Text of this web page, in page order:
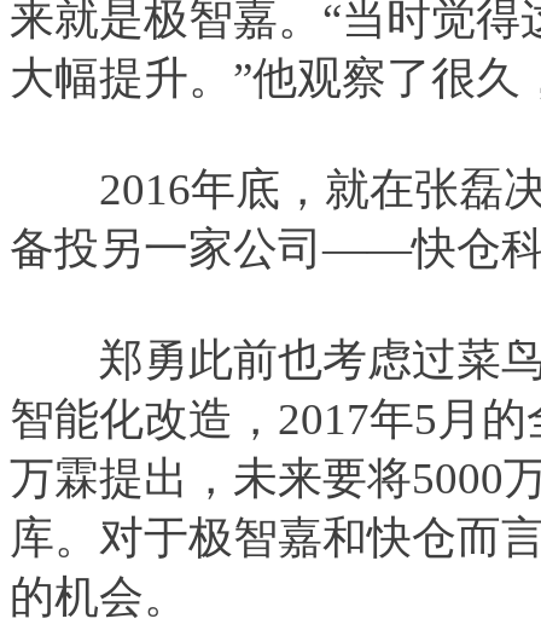
来就是极智嘉。“当时觉
大幅提升。”他观察了很
2016年底，就在张磊决
备投另一家公司——快仓
郑勇此前也考虑过菜鸟
智能化改造，2017年5月
万霖提出，未来要将5000
库。对于极智嘉和快仓而
的机会。